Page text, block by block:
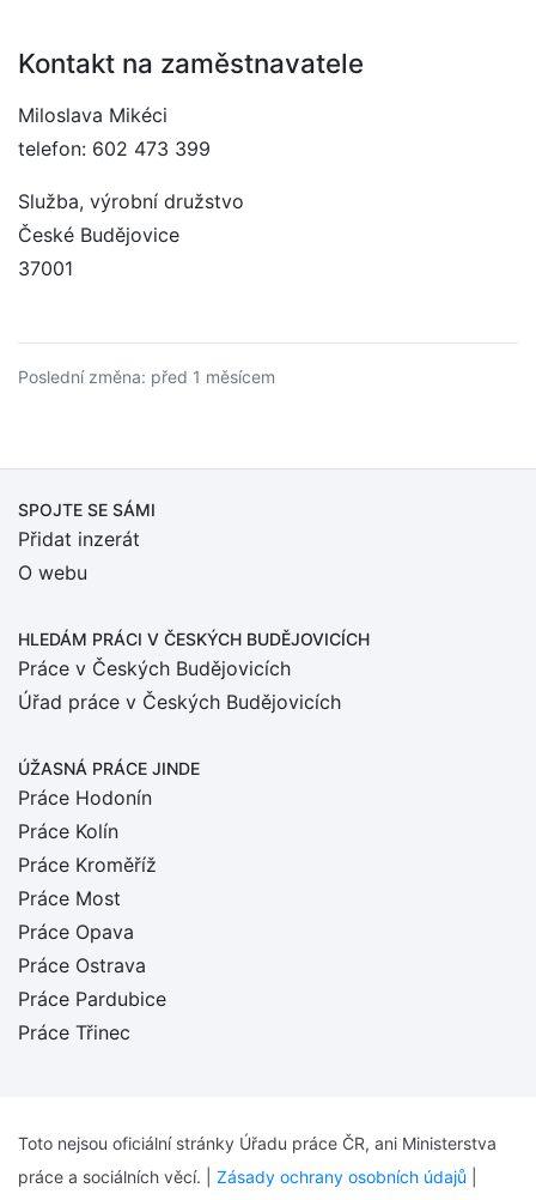
Kontakt na zaměstnavatele
Miloslava Mikéci
telefon: 602 473 399
Služba, výrobní družstvo
České Budějovice
37001
Poslední změna: před 1 měsícem
SPOJTE SE SÁMI
Přidat inzerát
O webu
HLEDÁM PRÁCI V ČESKÝCH BUDĚJOVICÍCH
Práce v Českých Budějovicích
Úřad práce v Českých Budějovicích
ÚŽASNÁ PRÁCE JINDE
Práce Hodonín
Práce Kolín
Práce Kroměříž
Práce Most
Práce Opava
Práce Ostrava
Práce Pardubice
Práce Třinec
Toto nejsou oficiální stránky Úřadu práce ČR, ani Ministerstva
práce a sociálních věcí. | Zásady ochrany osobních údajů